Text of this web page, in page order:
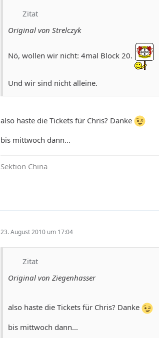
Zitat
Original von Strelczyk
Nö, wollen wir nicht: 4mal Block 20.
Und wir sind nicht alleine.
also haste die Tickets für Chris? Danke
bis mittwoch dann...
Sektion China
23. August 2010 um 17:04
Zitat
Original von Ziegenhasser
also haste die Tickets für Chris? Danke
bis mittwoch dann...